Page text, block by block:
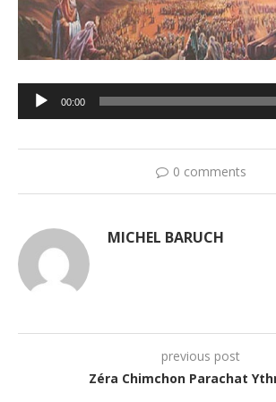
Lecteur
audio
00:00
0 comments
MICHEL BARUCH
previous post
Zéra Chimchon Parachat